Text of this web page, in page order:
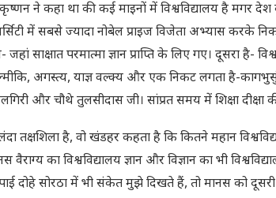
ने कहा था की कई माइनों में विश्वविद्यालय है
में सबसे ज्यादा नोबेल प्राइज विजेता अभ्यास करके
जहां साक्षात परमात्मा ज्ञान प्राप्ति के लिए गए। दूसरा है-
अगस्त्य, याज्ञ वल्क्य और एक निकट लगता है-
और चौथे तुलसीदास जी। सांप्रत समय में शिक्षा
तक्षशिला है, वो खंडहर कहता है कि कितने महान
वैराग्य का विश्वविद्यालय ज्ञान और विज्ञान का भी
दोहे सोरठा में भी संकेत मुझे दिखते हैं, तो मानस को